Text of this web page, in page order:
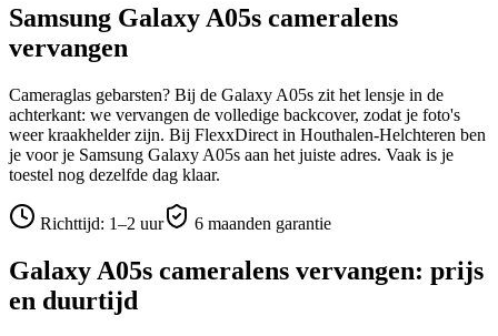
Samsung Galaxy A05s cameralens
vervangen
Cameraglas gebarsten? Bij de Galaxy A05s zit het lensje in de
achterkant: we vervangen de volledige backcover, zodat je foto's
weer kraakhelder zijn. Bij FlexxDirect in Houthalen-Helchteren ben
je voor je Samsung Galaxy A05s aan het juiste adres. Vaak is je
toestel nog dezelfde dag klaar.
Richttijd: 1–2 uur 6 maanden garantie
Galaxy A05s cameralens vervangen: prijs
en duurtijd